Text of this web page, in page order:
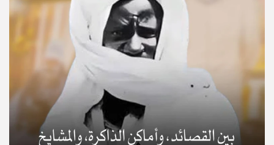
© Copyright 2025, APS